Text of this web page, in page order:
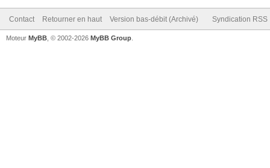
Contact Retourner en haut Version bas-débit (Archivé) Syndication RSS
Moteur MyBB , © 2002-2026 MyBB Group